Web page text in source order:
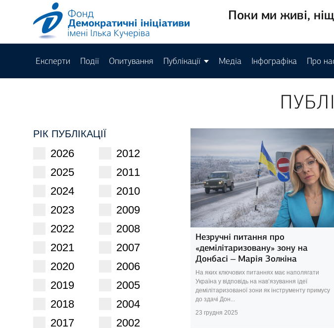
Поки ми живі,
Експерти Події Опитування Публікації Медіа Інфографіка Про
РІК ПУБЛІКАЦІЇ
2026
2025
2024
2023
2022
2021
2020
2019
2018
2017
2012
2011
2010
2009
2008
2007
2006
2005
2004
2002
Незручні питання про
«демілітаризовану» зону на
Донбасі – Марія Золкіна
На яких ключових питаннях має наполягати
Україна у відповідь на нав’язування ідеї
демілітаризованої зони як інструменту примусу
до здачі Дон...
23 грудня 2025